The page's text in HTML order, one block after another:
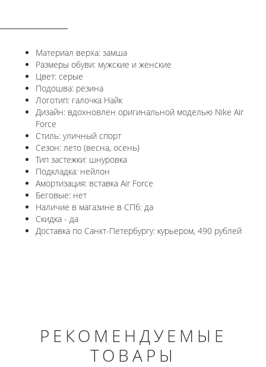
Материал верха: замша
Размеры обуви: мужские и женские
Цвет: серые
Подошва: резина
Логотип: галочка Найк
Дизайн: вдохновлен оригинальной моделью Nike Air
Force
Стиль: уличный спорт
Сезон: лето (весна, осень)
Тип застежки: шнуровка
Подкладка: нейлон
Амортизация: вставка Air Force
Беговые: нет
Наличие в магазине в СПб: да
Скидка - да
Доставка по Санкт-Петербургу: курьером, 490 рублей
РЕКОМЕНДУЕМЫЕ
ТОВАРЫ